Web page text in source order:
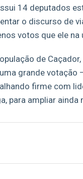
14 deputados
o discurso de
votos que ele na
de
grande
firme com
para ampliar